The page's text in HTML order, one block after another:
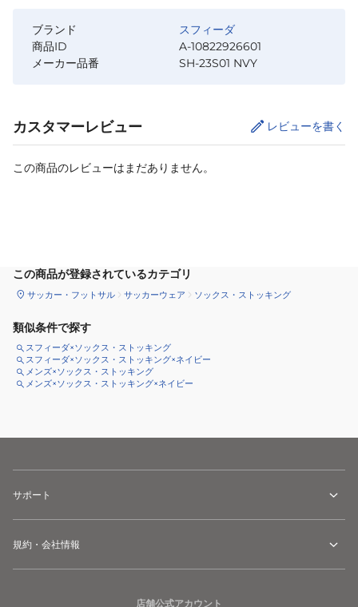
ブランド
スフィーダ
商品ID
A-10822926601
メーカー品番
SH-23S01 NVY
カスタマーレビュー レビューを書く
この商品のレビューはまだありません。
この商品が登録されているカテゴリ
サッカー・フットサル サッカーウェア ソックス・ストッキング
類似条件で探す
スフィーダ×ソックス・ストッキング
スフィーダ×ソックス・ストッキング×ネイビー
メンズ×ソックス・ストッキング
メンズ×ソックス・ストッキング×ネイビー
サポート
規約・会社情報
店舗公式アカウント